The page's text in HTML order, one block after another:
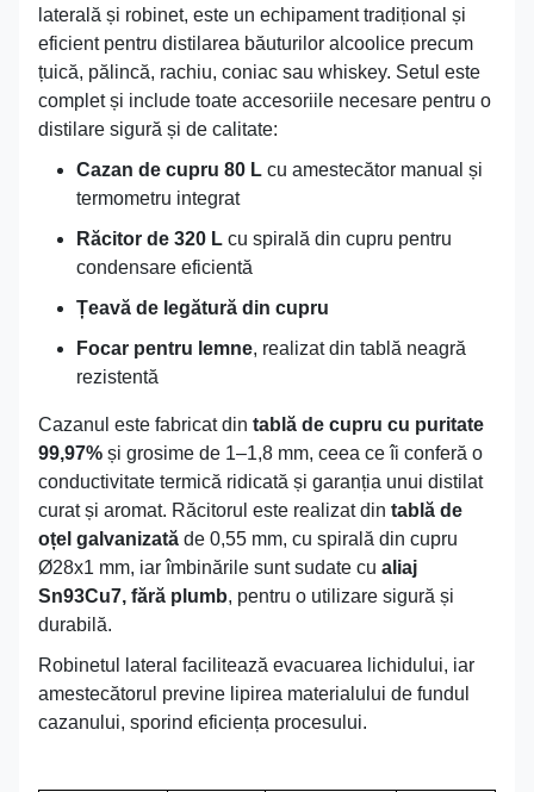
laterală și robinet, este un echipament tradițional și
eficient pentru distilarea băuturilor alcoolice precum
țuică, pălincă, rachiu, coniac sau whiskey. Setul este
complet și include toate accesoriile necesare pentru o
distilare sigură și de calitate:
Cazan de cupru 80 L cu amestecător manual și
termometru integrat
Răcitor de 320 L cu spirală din cupru pentru
condensare eficientă
Țeavă de legătură din cupru
Focar pentru lemne, realizat din tablă neagră
rezistentă
Cazanul este fabricat din tablă de cupru cu puritate
99,97% și grosime de 1–1,8 mm, ceea ce îi conferă o
conductivitate termică ridicată și garanția unui distilat
curat și aromat. Răcitorul este realizat din tablă de
oțel galvanizată de 0,55 mm, cu spirală din cupru
Ø28x1 mm, iar îmbinările sunt sudate cu aliaj
Sn93Cu7, fără plumb, pentru o utilizare sigură și
durabilă.
Robinetul lateral facilitează evacuarea lichidului, iar
amestecătorul previne lipirea materialului de fundul
cazanului, sporind eficiența procesului.